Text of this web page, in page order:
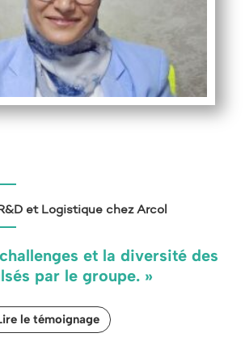
et Logistique chez Arcol
et la diversité des
par le groupe. »
le témoignage